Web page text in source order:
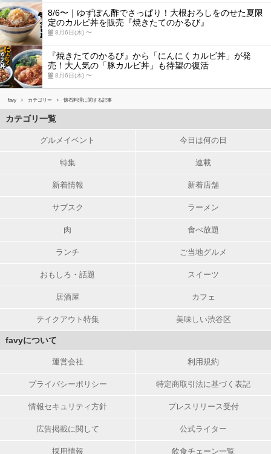
8/6〜｜ゆずぽん酢でさっぱり！大根おろしをのせた夏限
定のカルビ丼を販売『焼きたてのかるび』
8月6日(木) 〜
『焼きたてのかるび』から「にんにくカルビ丼」が発
売！大人気の「豚カルビ丼」も待望の復活
8月6日(木) 〜
favy カテゴリー 懐石料理に関する記事
カテゴリ一覧
グルメイベント 今日は何の日
特集 連載
新着情報 新着店舗
サブスク ラーメン
肉 食べ放題
ランチ ご当地グルメ
おもしろ・話題 スイーツ
居酒屋 カフェ
テイクアウト特集 美味しい渋谷区
favyについて
運営会社 利用規約
プライバシーポリシー 特定商取引法に基づく表記
情報セキュリティ方針 プレスリリース受付
広告掲載に関して 公式ライター
採用情報 飲食チェーン一覧